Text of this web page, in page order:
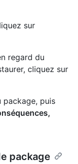
sur
regard du
cliquez sur
package, puis
package